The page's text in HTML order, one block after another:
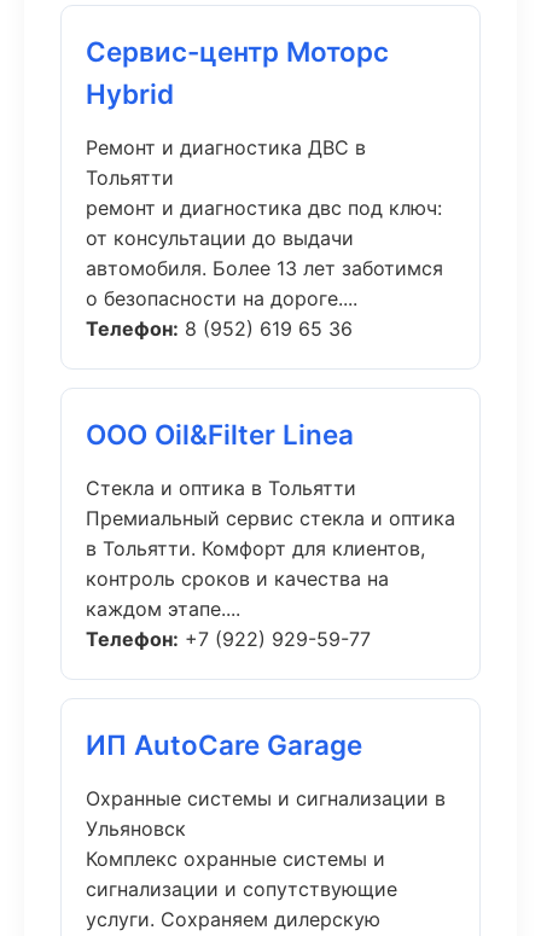
Сервис-центр Моторс
Hybrid
Ремонт и диагностика ДВС в
Тольятти
ремонт и диагностика двс под ключ:
от консультации до выдачи
автомобиля. Более 13 лет заботимся
о безопасности на дороге....
Телефон: 8 (952) 619 65 36
ООО Oil&Filter Linea
Стекла и оптика в Тольятти
Премиальный сервис стекла и оптика
в Тольятти. Комфорт для клиентов,
контроль сроков и качества на
каждом этапе....
Телефон: +7 (922) 929-59-77
ИП AutoCare Garage
Охранные системы и сигнализации в
Ульяновск
Комплекс охранные системы и
сигнализации и сопутствующие
услуги. Сохраняем дилерскую